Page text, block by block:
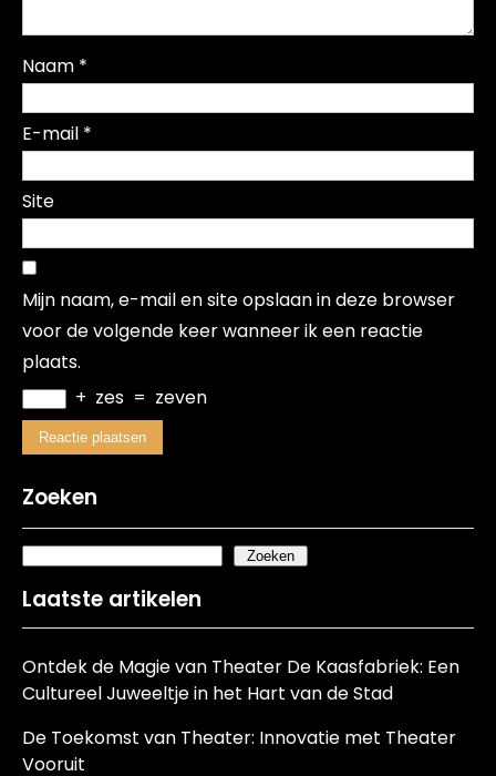
Naam *
E-mail *
Site
Mijn naam, e-mail en site opslaan in deze browser
voor de volgende keer wanneer ik een reactie
plaats.
+ zes = zeven
Zoeken
Zoeken
Laatste artikelen
Ontdek de Magie van Theater De Kaasfabriek: Een
Cultureel Juweeltje in het Hart van de Stad
De Toekomst van Theater: Innovatie met Theater
Vooruit